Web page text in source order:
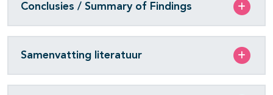
Conclusies / Summary of Findings
Samenvatting literatuur